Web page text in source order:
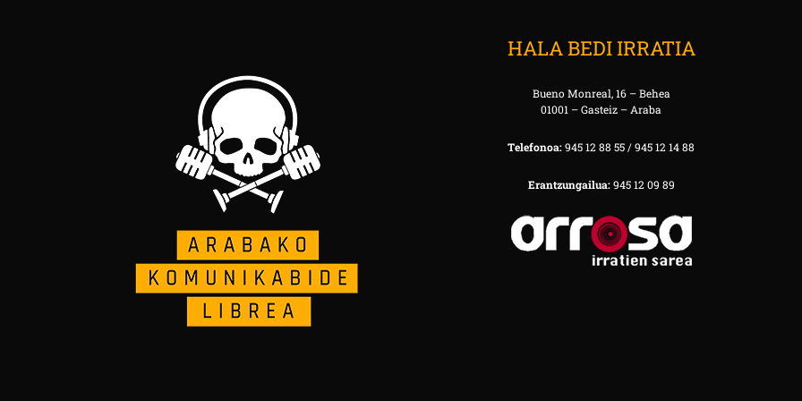
HALA BEDI IRRATIA
Bueno Monreal, 16 – Behea
01001 – Gasteiz – Araba
Telefonoa:945 12 88 55 / 945 12 14 88
Erantzungailua:945 12 09 89